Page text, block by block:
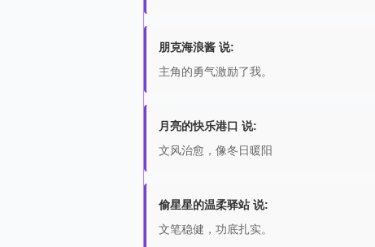
朋克海浪酱 说:
主角的勇气激励了我。
月亮的快乐港口 说:
文风治愈，像冬日暖阳
偷星星的温柔驿站 说:
文笔稳健，功底扎实。